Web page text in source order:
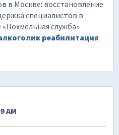
в Москве: восстановление
специалистов в
служба»
реабилитация
AM